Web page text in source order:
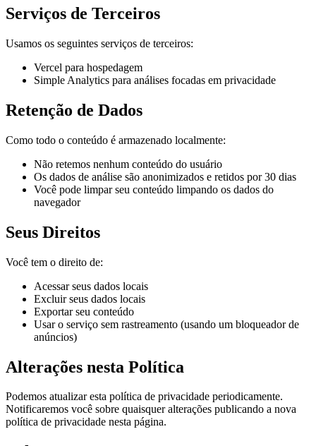
Serviços de Terceiros
Usamos os seguintes serviços de terceiros:
Vercel para hospedagem
Simple Analytics para análises focadas em privacidade
Retenção de Dados
Como todo o conteúdo é armazenado localmente:
Não retemos nenhum conteúdo do usuário
Os dados de análise são anonimizados e retidos por 30 dias
Você pode limpar seu conteúdo limpando os dados do
navegador
Seus Direitos
Você tem o direito de:
Acessar seus dados locais
Excluir seus dados locais
Exportar seu conteúdo
Usar o serviço sem rastreamento (usando um bloqueador de
anúncios)
Alterações nesta Política
Podemos atualizar esta política de privacidade periodicamente.
Notificaremos você sobre quaisquer alterações publicando a nova
política de privacidade nesta página.